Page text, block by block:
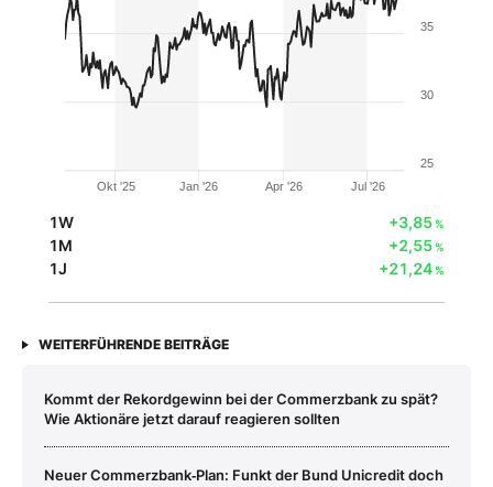
Okt '25 Jan '26 Apr '26 Jul '26
25
30
35
1W +3,85%
1M +2,55%
1J +21,24%
WEITERFÜHRENDE BEITRÄGE
Kommt der Rekordgewinn bei der Commerzbank zu spät?
Wie Aktionäre jetzt darauf reagieren sollten
Neuer Commerzbank‑Plan: Funkt der Bund Unicredit doch